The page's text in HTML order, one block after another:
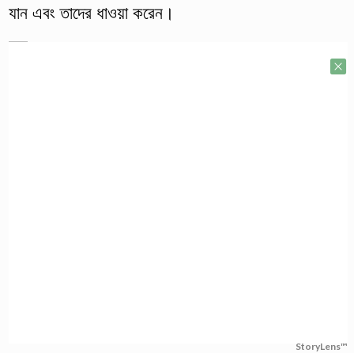
যান এবং তাদের ধাওয়া করেন।
StoryLens™